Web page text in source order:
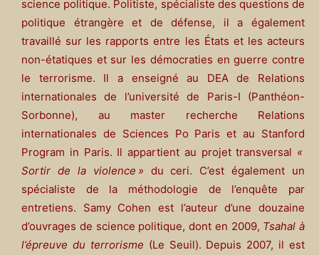
science politique. Politiste, spécialiste des questions de
politique étrangère et de défense, il a également
travaillé sur les rapports entre les États et les acteurs
non-étatiques et sur les démocraties en guerre contre
le terrorisme. Il a enseigné au DEAde Relations
internationales de l’université de Paris-I (Panthéon-
Sorbonne), au master recherche Relations
internationales de Sciences Po Paris et au Stanford
Program in Paris. Il appartient au projet transversal «
Sortir de la violence » du ceri. C’est également un
spécialiste de la méthodologie de l’enquête par
entretiens. Samy Cohen est l’auteur d’une douzaine
d’ouvrages de science politique, dont en 2009, Tsahal à
l’épreuve du terrorisme (Le Seuil). Depuis 2007, il est